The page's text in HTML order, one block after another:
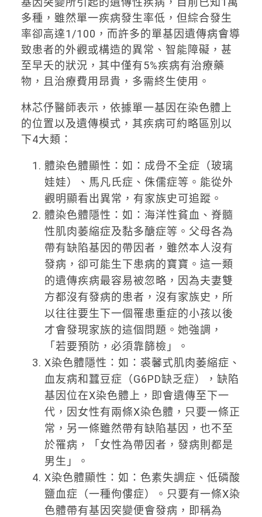
多種，雖然單一疾病發生率低，但綜合發生
率卻高達1/100，而許多的單基因遺傳病會導
致患者的外觀或構造的異常、智能障礙，甚
至早夭的狀況，其中僅有5%疾病有治療藥
物，且治療費用昂貴，多需終生使用。
林芯伃醫師表示，依據單一基因在染色體上
的位置以及遺傳模式，其疾病可約略區別以
下4大類：
體染色體顯性：如：成骨不全症（玻璃
娃娃）、馬凡氏症、侏儒症等。能從外
觀明顯看出異常，有家族史可追蹤。
體染色體隱性：如：海洋性貧血、脊髓
性肌肉萎縮症及黏多醣症等。父母各為
帶有缺陷基因的帶因者，雖然本人沒有
發病，卻可能生下患病的寶寶。這一類
的遺傳疾病最容易被忽略，因為夫妻雙
方都沒有發病的患者，沒有家族史，所
以往往要生下一個罹患重症的小孩以後
才會發現家族的這個問題。她強調，
「若要預防，必須靠篩檢」。
X染色體隱性：如：裘馨式肌肉萎縮症、
血友病和蠶豆症（G6PD缺乏症），缺陷
基因位在X染色體上，即會遺傳至下一
代，因女性有兩條X染色體，只要一條正
常，另一條雖然帶有缺陷基因，也不至
於罹病，「女性為帶因者，發病則都是
男生」。
X染色體顯性：如：色素失調症、低磷酸
鹽血症（一種佝僂症）。只要有一條X染
色體帶有基因突變便會發病，即稱為